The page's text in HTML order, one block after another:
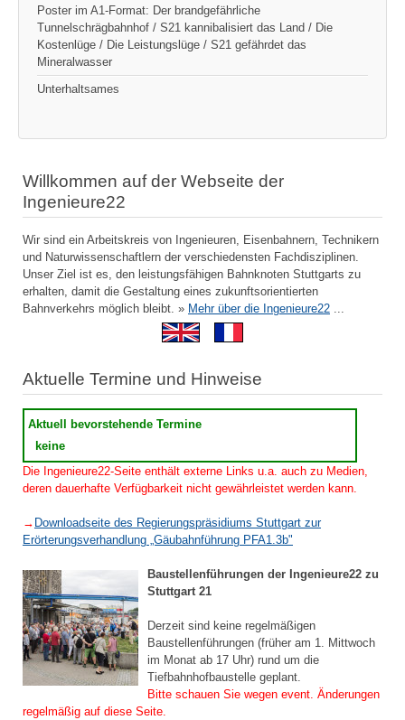
Poster im A1-Format: Der brandgefährliche
Tunnelschrägbahnhof / S21 kannibalisiert das Land / Die
Kostenlüge / Die Leistungslüge / S21 gefährdet das
Mineralwasser
Unterhaltsames
Willkommen auf der Webseite der
Ingenieure22
Wir sind ein Arbeitskreis von Ingenieuren, Eisenbahnern, Technikern
und Naturwissenschaftlern der verschiedensten Fachdisziplinen.
Unser Ziel ist es, den leistungsfähigen Bahnknoten Stuttgarts zu
erhalten, damit die Gestaltung eines zukunftsorientierten
Bahnverkehrs möglich bleibt. » Mehr über die Ingenieure22
Aktuelle Termine und Hinweise
Aktuell bevorstehende Termine
keine
Die Ingenieure22-Seite enthält externe Links u.a. auch zu Medien,
deren dauerhafte Verfügbarkeit nicht gewährleistet werden kann.
→ Downloadseite des Regierungspräsidiums Stuttgart zur
Erörterungsverhandlung „Gäubahnführung PFA1.3b"
Baustellenführungen der Ingenieure22 zu
Stuttgart 21
Derzeit sind keine regelmäßigen
Baustellenführungen (früher am 1. Mittwoch
im Monat ab 17 Uhr) rund um die
Tiefbahnhofbaustelle geplant.
Bitte schauen Sie wegen event. Änderungen
regelmäßig auf diese Seite.